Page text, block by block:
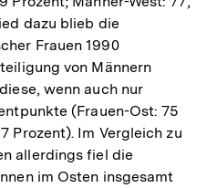
der
Fußnote
dazu blieb die
Frauen 1990
von Männern
wenn auch nur
(Frauen-Ost: 75
Prozent). Im Vergleich zu
allerdings fiel die
im Osten insgesamt